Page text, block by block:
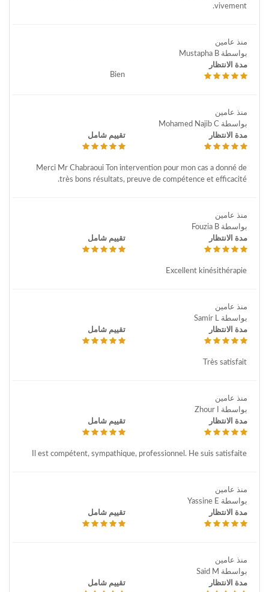
vivement.
منذ عامين
بواسطة Mustapha B
مدة الانتظار
Bien
منذ عامين
بواسطة Mohamed Najib C
مدة الانتظار
تقييم شامل
Merci Mr Chabraoui Ton intervention pour mon cas a donné de
très bons résultats, preuve de compétence et efficacité.
منذ عامين
بواسطة Fouzia B
مدة الانتظار
تقييم شامل
Excellent kinésithérapie
منذ عامين
بواسطة Samir L
مدة الانتظار
تقييم شامل
Très satisfait
منذ عامين
بواسطة Zhour I
مدة الانتظار
تقييم شامل
Il est compétent, sympathique, professionnel. He suis satisfaite
منذ عامين
بواسطة Yassine E
مدة الانتظار
تقييم شامل
منذ عامين
بواسطة Said M
مدة الانتظار
تقييم شامل